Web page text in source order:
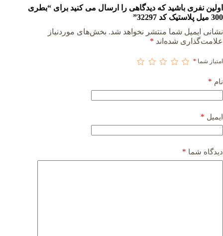
اولین نفری باشید که دیدگاهی را ارسال می کنید برای “بطری
300 میل پلاستیک کد 32297”
نشانی ایمیل شما منتشر نخواهد شد. بخش‌های موردنیاز
علامت‌گذاری شده‌اند *
امتیاز شما *
نام *
ایمیل *
دیدگاه شما *